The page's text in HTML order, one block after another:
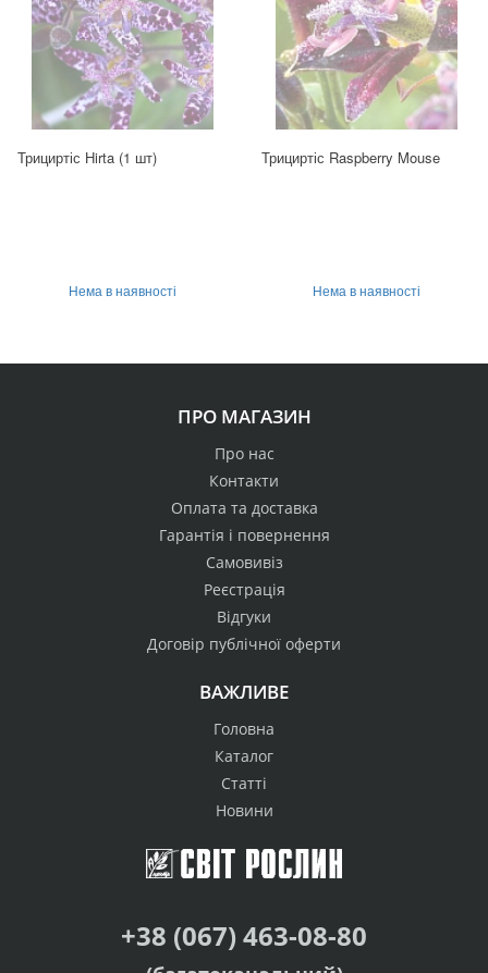
Трициртіс Hirta (1 шт)
Нема в наявності
Трициртіс Raspberry Mouse
Нема в наявності
ПРО МАГАЗИН
Про нас
Контакти
Оплата та доставка
Гарантія і повернення
Самовивіз
Реєстрація
Відгуки
Договір публічної оферти
ВАЖЛИВЕ
Головна
Каталог
Статті
Новини
+38 (067) 463-08-80